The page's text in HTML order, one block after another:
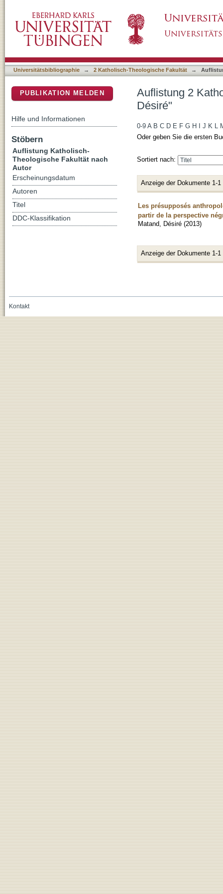
Universitätsbibliographie → 2 Katholisch-Theologische Fakultät →
Auflistung 2
Désiré"
0-9 A B C D E F G H J K L
Oder geben Sie die ersten
Sortiert nach:
Anzeige der Dokumente 1-1
Les présupposés
partir de la perspective
Matand, Désiré (2013)
Anzeige der Dokumente 1-1
PUBLIKATION MELDEN
Hilfe und Informationen
Stöbern
Auflistung Katholisch-
Theologische Fakultät nach
Autor
Erscheinungsdatum
Autoren
Titel
DDC-Klassifikation
Kontakt